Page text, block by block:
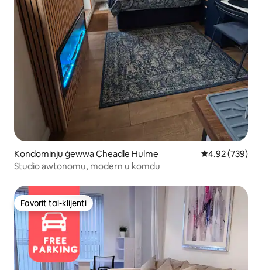
Kondominju ġewwa Cheadle Hulme Rating medju
4.92 (739)
Studio awtonomu, modern u komdu
Favorit tal-klijenti
Favorit tal-klijenti